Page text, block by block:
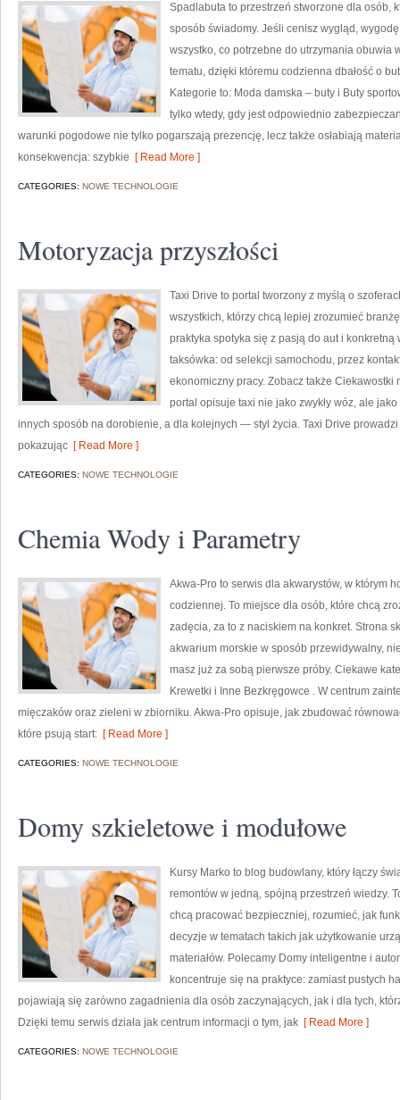
Spadlabuta to przestrzeń stworzone dla osób,
sposób świadomy. Jeśli cenisz wygląd,
wszystko, co potrzebne do utrzymania obuwia
tematu, dzięki któremu codzienna dbałość o
Kategorie to: Moda damska – buty i Buty
tylko wtedy, gdy jest odpowiednio
warunki pogodowe nie tylko pogarszają prezencję, lecz także osłabiają
konsekwencja: szybkie [ Read More ]
CATEGORIES: NOWE TECHNOLOGIE
Motoryzacja przyszłości
Taxi Drive to portal tworzony z myślą o
wszystkich, którzy chcą lepiej zrozumieć
praktyka spotyka się z pasją do aut i konkretną
taksówka: od selekcji samochodu, przez
ekonomiczny pracy. Zobacz także
portal opisuje taxi nie jako zwykły wóz, ale
innych sposób na dorobienie, a dla kolejnych — styl życia. Taxi Drive
pokazując [ Read More ]
CATEGORIES: NOWE TECHNOLOGIE
Chemia Wody i Parametry
Akwa-Pro to serwis dla akwarystów, w którym
codziennej. To miejsce dla osób, które chcą
zadęcia, za to z naciskiem na konkret. Strona
akwarium morskie w sposób przewidywalny,
masz już za sobą pierwsze próby. Ciekawe
Krewetki i Inne Bezkręgowce . W centrum
mięczaków oraz zieleni w zbiorniku. Akwa-Pro opisuje, jak zbudować
które psują start: [ Read More ]
CATEGORIES: NOWE TECHNOLOGIE
Domy szkieletowe i modułowe
Kursy Marko to blog budowlany, który łączy
remontów w jedną, spójną przestrzeń wiedzy.
chcą pracować bezpieczniej, rozumieć, jak
decyzje w tematach takich jak użytkowanie
materiałów. Polecamy Domy inteligentne i
koncentruje się na praktyce: zamiast pustych
pojawiają się zarówno zagadnienia dla osób zaczynających, jak i dla tych,
Dzięki temu serwis działa jak centrum informacji o tym, jak [ Read More ]
CATEGORIES: NOWE TECHNOLOGIE